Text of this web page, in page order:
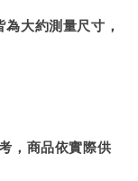
大約測量尺寸，
，商品依實際供